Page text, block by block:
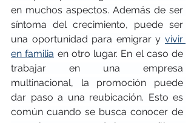
en muchos aspectos. Además de ser
síntoma del crecimiento, puede ser
una oportunidad para emigrar y vivir
en familia en otro lugar. En el caso de
trabajar en una empresa
multinacional, la promoción puede
dar paso a una reubicación. Esto es
común cuando se busca conocer de